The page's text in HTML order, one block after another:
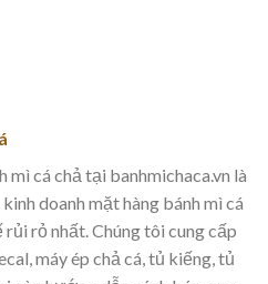
mì cá chả tại banhmichaca.vn là
doanh mặt hàng bánh mì cá
rỏ nhất. Chúng tôi cung cấp
máy ép chả cá, tủ kiếng, tủ